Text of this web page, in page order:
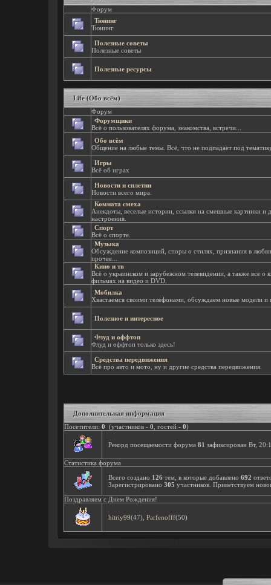
Форум
Тюнинг
Тюнинг
Полезные советы
Полезные советы
Полезные ресурсы
Life (Обо всём)
Форум
Форумщики
Всё о пользователях форума, знакомства, встречи...
Обо всём
Общение на любые темы. Всё, что не подпадает под
Игры
Всё об играх
Новости и сплетни
Новости всего мира.
Комната смеха
Анекдоты, веселые истории, ссылки на смешные картинки и
настроения.
Спорт
Всё о спорте.
Музыка
Обсуждение композиций, споры о стилях, признания в
прочее...
Кино и тв
Всё о украинском и зарубежном телевидении, а также все о
фильмах на видео и DVD.
Мобилка
Хвастаемся своими телефонами, обсуждаем новые модели
Полезное и интересное
Флуд и оффтоп
Флуд и оффтоп только здесь!
Средства передвижения
Всё про авто и мото, ну и другие средства передвижения.
Дополнительная информация
Посетители: 0 (участников - 0 , гостей - 0)
Рекорд посещаемости форума 81 зафиксирован Вт,
Статистика форума
Всего создано 126 тем, в которые добавлено 692
Зарегистрировано 305 участников. Приветствуем
Поздравляем с Днем Рождения!
hitriy99(47) Parfenofff(50)